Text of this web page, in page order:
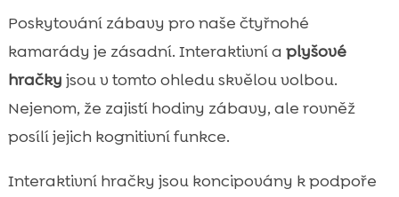
Poskytování zábavy pro naše čtyřnohé
kamarády je zásadní. Interaktivní a plyšové
hračky jsou v tomto ohledu skvělou volbou.
Nejenom, že zajistí hodiny zábavy, ale rovněž
posílí jejich kognitivní funkce.
Interaktivní hračky jsou koncipovány k podpoře